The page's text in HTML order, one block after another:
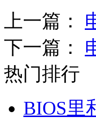
上一篇：
下一篇：
热门排行
BIOS里